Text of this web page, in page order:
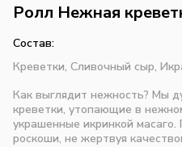
Ролл Нежная
Состав:
Креветки, Сливочный сыр,
Как выглядит нежность? Мы
креветки, утопающие в
украшенные икринкой масаго.
роскоши, не жертвуя